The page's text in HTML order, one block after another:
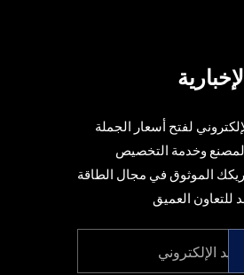
لفتح أسعار الجملة
وخدمة التخصيص
الموثوق في مجال الطاقة
للتعاون العميق